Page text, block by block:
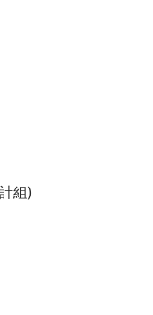
組)